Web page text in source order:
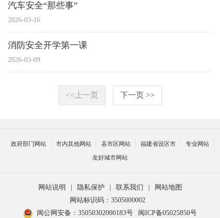
2026-03-16
汽车安全“那些事”
2026-03-09
消防安全开学第一课
<<上一页 下一页 >>
政府部门网站 市内其他网站 县市区网站 福建省设区市
专业网站
友好城市网站
网站说明 隐私保护 联系我们
网站地图
网站标识码：3505000002
闽公网安备：35050302000183号
闽ICP备05025850号